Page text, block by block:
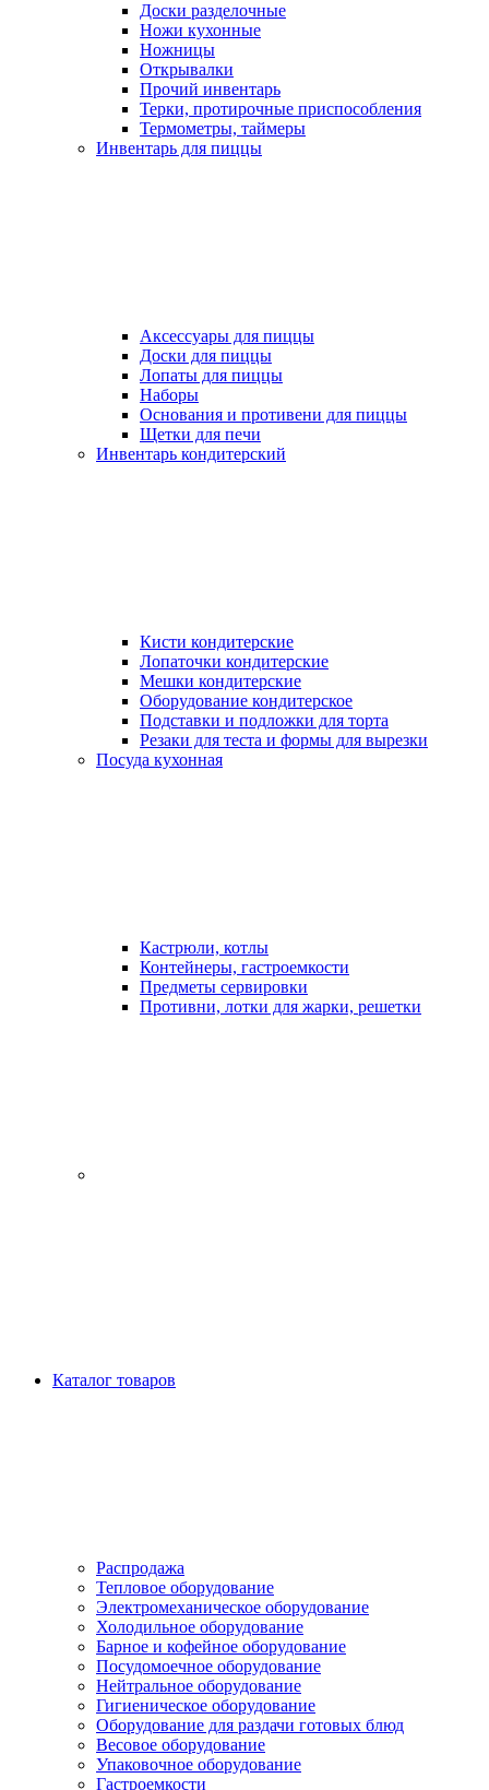
Доски разделочные
Ножи кухонные
Ножницы
Открывалки
Прочий инвентарь
Терки, протирочные приспособления
Термометры, таймеры
Инвентарь для пиццы
Аксессуары для пиццы
Доски для пиццы
Лопаты для пиццы
Наборы
Основания и противени для пиццы
Щетки для печи
Инвентарь кондитерский
Кисти кондитерские
Лопаточки кондитерские
Мешки кондитерские
Оборудование кондитерское
Подставки и подложки для торта
Резаки для теста и формы для вырезки
Посуда кухонная
Кастрюли, котлы
Контейнеры, гастроемкости
Предметы сервировки
Противни, лотки для жарки, решетки
Каталог товаров
Распродажа
Тепловое оборудование
Электромеханическое оборудование
Холодильное оборудование
Барное и кофейное оборудование
Посудомоечное оборудование
Нейтральное оборудование
Гигиеническое оборудование
Оборудование для раздачи готовых блюд
Весовое оборудование
Упаковочное оборудование
Гастроемкости